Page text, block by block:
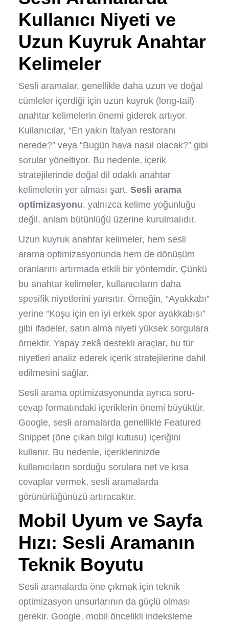
Kullanıcı Niyeti ve
Uzun Kuyruk Anahtar
Kelimeler
Sesli aramalar, genellikle daha uzun ve doğal
cümleler içerdiği için uzun kuyruk (long-tail)
anahtar kelimelerin önemi giderek artıyor.
Kullanıcılar, “En yakın İtalyan restoranı
nerede?” veya “Bugün hava nasıl olacak?” gibi
sorular yöneltiyor. Bu nedenle, içerik
stratejilerinde doğal dil odaklı anahtar
kelimelerin yer alması şart. Sesli arama
optimizasyonu, yalnızca kelime yoğunluğu
değil, anlam bütünlüğü üzerine kurulmalıdır.
Uzun kuyruk anahtar kelimeler, hem sesli
arama optimizasyonunda hem de dönüşüm
oranlarını artırmada etkili bir yöntemdir. Çünkü
bu anahtar kelimeler, kullanıcıların daha
spesifik niyetlerini yansıtır. Örneğin, “Ayakkabı”
yerine “Koşu için en iyi erkek spor ayakkabısı”
gibi ifadeler, satın alma niyeti yüksek sorgulara
örnektir. Yapay zekâ destekli araçlar, bu tür
niyetleri analiz ederek içerik stratejilerine dahil
edilmesini sağlar.
Sesli arama optimizasyonunda ayrıca soru-
cevap formatındaki içeriklerin önemi büyüktür.
Google, sesli aramalarda genellikle Featured
Snippet (öne çıkan bilgi kutusu) içeriğini
kullanır. Bu nedenle, içeriklerinizde
kullanıcıların sorduğu sorulara net ve kısa
cevaplar vermek, sesli aramalarda
görünürlüğünüzü artıracaktır.
Mobil Uyum ve Sayfa
Hızı: Sesli Aramanın
Teknik Boyutu
Sesli aramalarda öne çıkmak için teknik
optimizasyon unsurlarının da güçlü olması
gerekir. Google, mobil öncelikli indeksleme